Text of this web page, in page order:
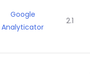
Google
Analyticator
2.1